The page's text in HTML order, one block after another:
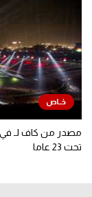
مصدر من كاف لـ في
تحت 23 عاما